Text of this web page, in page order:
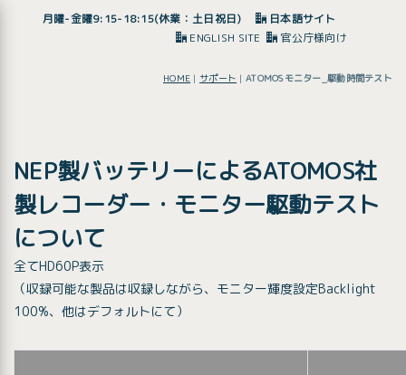
月曜-金曜9:15-18:15(休業：土日祝日)
日本語サイト
ENGLISH SITE
官公庁様向け
HOME | サポート | ATOMOSモニター_駆動時間テスト
NEP製バッテリーによるATOMOS社
製レコーダー・モニター駆動テスト
について
全てHD60P表示
（収録可能な製品は収録しながら、モニター輝度設定Backlight
100%、他はデフォルトにて）